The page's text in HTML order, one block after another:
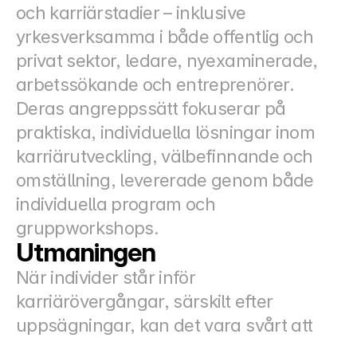
och karriärstadier – inklusive
yrkesverksamma i både offentlig och
privat sektor, ledare, nyexaminerade,
arbetssökande och entreprenörer.
Deras angreppssätt fokuserar på
praktiska, individuella lösningar inom
karriärutveckling, välbefinnande och
omställning, levererade genom både
individuella program och
gruppworkshops.
Utmaningen
När individer står inför
karriärövergångar, särskilt efter
uppsägningar, kan det vara svårt att